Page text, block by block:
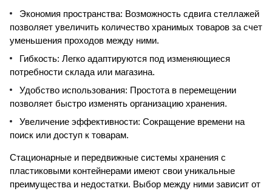
Экономия пространства: Возможность сдвига стеллажей
позволяет увеличить количество хранимых товаров за счет
уменьшения проходов между ними.
Гибкость: Легко адаптируются под изменяющиеся
потребности склада или магазина.
Удобство использования: Простота в перемещении
позволяет быстро изменять организацию хранения.
Увеличение эффективности: Сокращение времени на
поиск или доступ к товарам.
Стационарные и передвижные системы хранения с
пластиковыми контейнерами имеют свои уникальные
преимущества и недостатки. Выбор между ними зависит от